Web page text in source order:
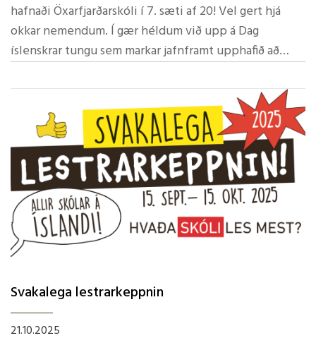
hafnaði Öxarfjarðarskóli í 7. sæti af 20! Vel gert hjá
okkar nemendum. Í gær héldum við upp á Dag
íslenskrar tungu sem markar jafnframt upphafið að
upplestrarkeppnina. Við munum síðan halda okkar
eigin uppskeruhátíð á vordögum.
Svakalega lestrarkeppnin
21.10.2025